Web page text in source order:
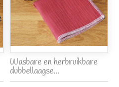
Wasbare en herbruikbare
dubbellaagse...